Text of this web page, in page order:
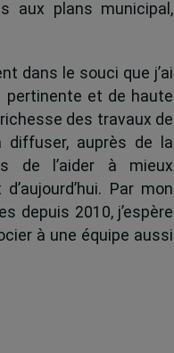
aux plans municipal,
dans le souci que j’ai
pertinente et de haute
des travaux de
auprès de la
de l’aider à mieux
Par mon
depuis 2010, j’espère
à une équipe aussi